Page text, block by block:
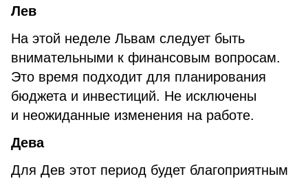
Лев
На этой неделе Львам следует быть
внимательными к финансовым вопросам.
Это время подходит для планирования
бюджета и инвестиций. Не исключены
и неожиданные изменения на работе.
Дева
Для Дев этот период будет благоприятным